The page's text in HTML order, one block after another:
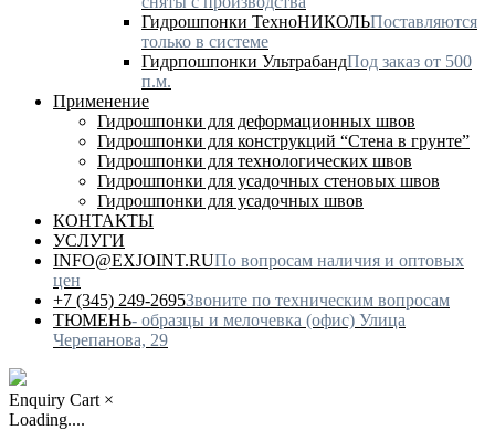
Гидрошпонки ТехноНИКОЛЬПоставляются
только в системе
Гидрпошпонки УльтрабандПод заказ от 500
п.м.
Применение
Гидрошпонки для деформационных швов
Гидрошпонки для конструкций “Стена в грунте”
Гидрошпонки для технологических швов
Гидрошпонки для усадочных стеновых швов
Гидрошпонки для усадочных швов
КОНТАКТЫ
УСЛУГИ
INFO@EXJOINT.RUПо вопросам наличия и оптовых
цен
+7 (345) 249-2695Звоните по техническим вопросам
ТЮМЕНЬ- образцы и мелочевка (офис) Улица
Черепанова, 29
Enquiry Cart ×
Loading....